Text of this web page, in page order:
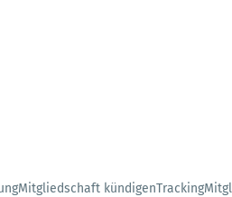
Mitgliedschaft kündigenTracking